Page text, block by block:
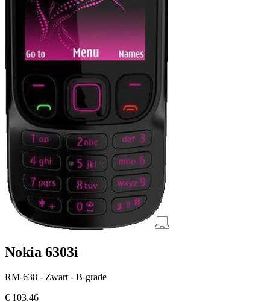
Nokia 6303i
RM-638 - Zwart - B-grade
€ 103.46